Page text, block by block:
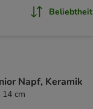
Beliebtheit
Napf, Keramik
cm